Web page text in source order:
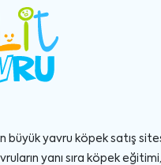
büyük yavru köpek satış
yanı sıra köpek eğitimi,